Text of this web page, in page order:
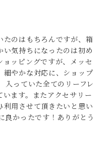
たのはもちろんですが、箱
い気持ちになったのは初め
ッピングですが、メッセ
細やかな対応に、ショップ
入っていた全てのリーフレ
います。またアクセサリー
利用させて頂きたいと思い
良かったです！ありがとう